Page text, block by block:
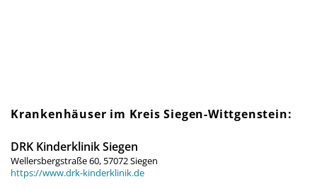
Krankenhäuser im Kreis Siegen-Wittgenstein:
DRK Kinderklinik Siegen
Wellersbergstraße 60, 57072 Siegen
https://www.drk-kinderklinik.de